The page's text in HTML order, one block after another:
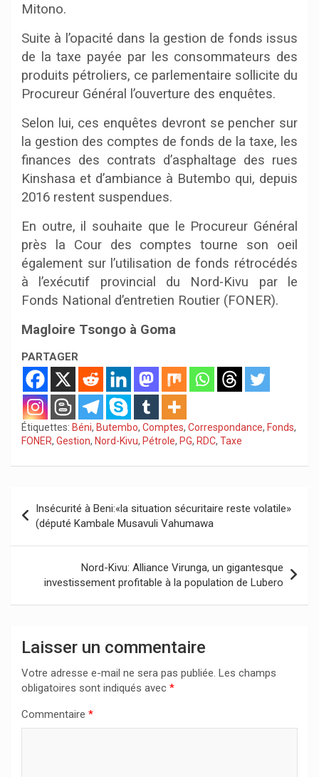
Mitono.
Suite à l’opacité dans la gestion de fonds issus
de la taxe payée par les consommateurs des
produits pétroliers, ce parlementaire sollicite du
Procureur Général l’ouverture des enquêtes.
Selon lui, ces enquêtes devront se pencher sur
la gestion des comptes de fonds de la taxe, les
finances des contrats d’asphaltage des rues
Kinshasa et d’ambiance à Butembo qui, depuis
2016 restent suspendues.
En outre, il souhaite que le Procureur Général
près la Cour des comptes tourne son oeil
également sur l’utilisation de fonds rétrocédés
à l’exécutif provincial du Nord-Kivu par le
Fonds National d’entretien Routier (FONER).
Magloire Tsongo à Goma
PARTAGER
Étiquettes: Béni, Butembo, Comptes, Correspondance, Fonds,
FONER, Gestion, Nord-Kivu, Pétrole, PG, RDC, Taxe
de
l’article
Insécurité à Beni:«la situation sécuritaire reste volatile»
(député Kambale Musavuli Vahumawa
Nord-Kivu: Alliance Virunga, un gigantesque
investissement profitable à la population de Lubero
Laisser un commentaire
Votre adresse e-mail ne sera pas publiée. Les champs
obligatoires sont indiqués avec *
Commentaire *